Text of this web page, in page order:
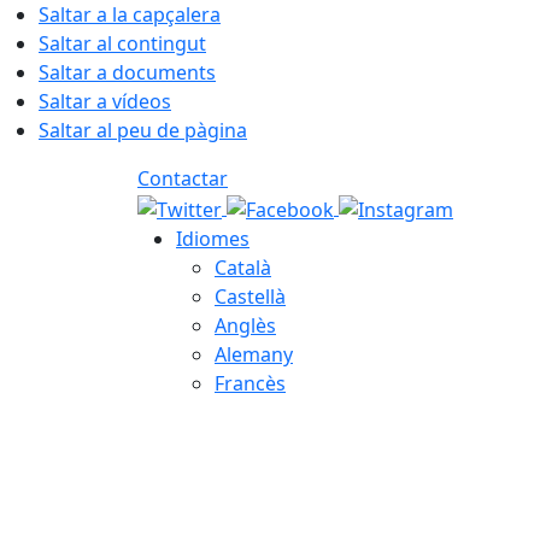
Saltar a la capçalera
Saltar al contingut
Saltar a documents
Saltar a vídeos
Saltar al peu de pàgina
Contactar
Idiomes
Català
Castellà
Anglès
Alemany
Francès